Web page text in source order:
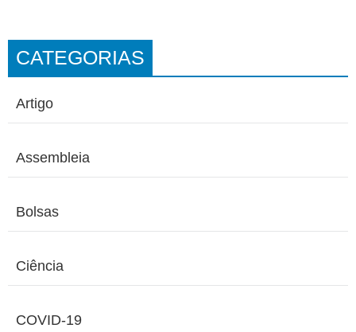
CATEGORIAS
Artigo
Assembleia
Bolsas
Ciência
COVID-19